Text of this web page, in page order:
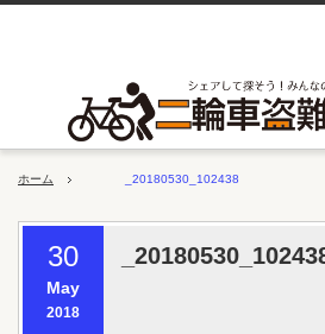
ホーム _20180530_102438
30
May
2018